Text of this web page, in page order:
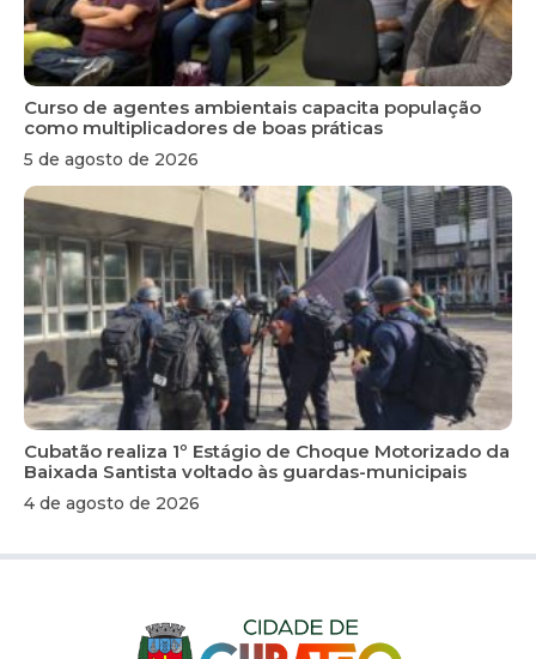
Curso de agentes ambientais capacita população
como multiplicadores de boas práticas
5 de agosto de 2026
Cubatão realiza 1º Estágio de Choque Motorizado da
Baixada Santista voltado às guardas-municipais
4 de agosto de 2026